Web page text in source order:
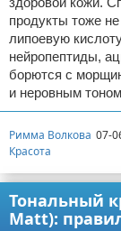
продукты тоже
липоевую
нейропептиды,
борются с
и неровным
Римма Волкова 07-
Красота
Тональный
Matt):